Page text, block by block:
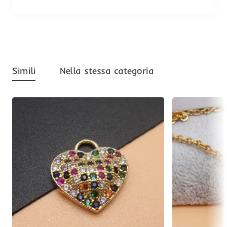
Simili Nella stessa categoria